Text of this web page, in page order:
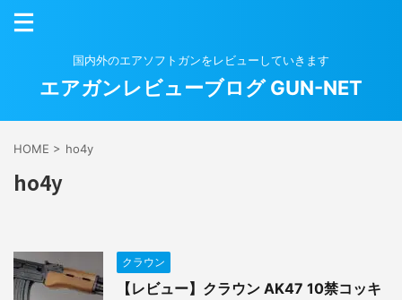
国内外のエアソフトガンをレビューしていきます
エアガンレビューブログ GUN-NET
HOME > ho4y
ho4y
クラウン
【レビュー】クラウン AK47 10禁コッキ